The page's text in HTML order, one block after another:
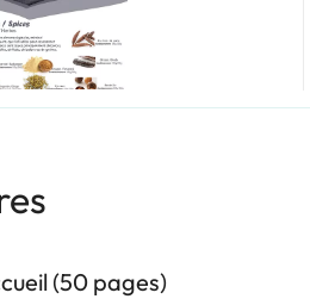
(50 pages)